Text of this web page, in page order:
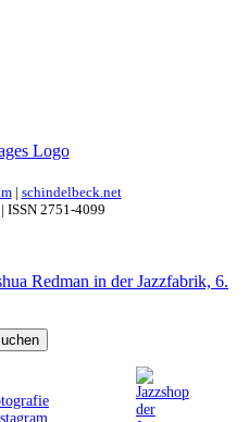
| schindelbeck.net
ISSN 2751-4099
Redman in der Jazzfabrik, 6.